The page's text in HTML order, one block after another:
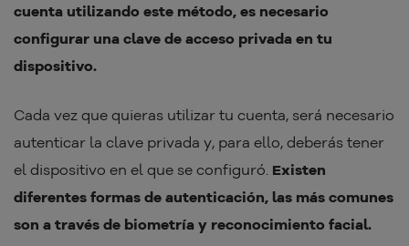
cuenta utilizando este método, es necesario
configurar una clave de acceso privada en tu
dispositivo.
Cada vez que quieras utilizar tu cuenta, será necesario
autenticar la clave privada y, para ello, deberás tener
el dispositivo en el que se configuró. Existen
diferentes formas de autenticación, las más comunes
son a través de biometría y reconocimiento facial.